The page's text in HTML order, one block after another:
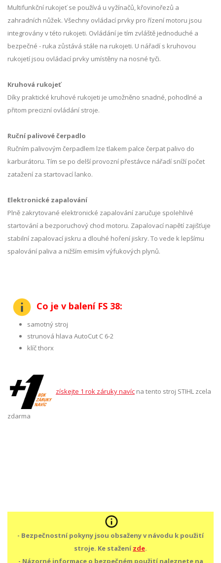
Multifunkční rukojeť se používá u vyžínačů, křovinořezů a
zahradních nůžek. Všechny ovládací prvky pro řízení motoru jsou
integrovány v této rukojeti. Ovládání je tím zvláště jednoduché a
bezpečné - ruka zůstává stále na rukojeti. U nářadí s kruhovou
rukojetí jsou ovládací prvky umístěny na nosné tyči.
Kruhová rukojeť
Díky praktické kruhové rukojeti je umožněno snadné, pohodlné a
přitom precizní ovládání stroje.
Ruční palivové čerpadlo
Ručním palivovým čerpadlem lze tlakem palce čerpat palivo do
karburátoru. Tím se po delší provozní přestávce nářadí sníží počet
zatažení za startovací lanko.
Elektronické zapalování
Plně zakrytované elektronické zapalování zaručuje spolehlivé
startování a bezporuchový chod motoru. Zapalovací napětí zajišťuje
stabilní zapalovací jiskru a dlouhé hoření jiskry. To vede k lepšímu
spalování paliva a nižším emisím výfukových plynů.
Co je v balení FS 38:
samotný stroj
strunová hlava AutoCut C 6-2
klíč thorx
získejte 1 rok záruky navíc na tento stroj STIHL zcela
zdarma
- Bezpečnostní pokyny jsou obsaženy v návodu k použití
stroje. Ke staženízde.
- Názorné informace o bezpečném použití naleznete na